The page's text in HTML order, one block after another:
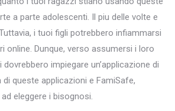
a parte adolescenti. Il piu delle volte e
i tuoi figli potrebbero infiammarsi
online. Dunque, verso assumersi i loro
impiegare un’applicazione di
di queste applicazioni e FamiSafe,
eleggere i bisognosi.